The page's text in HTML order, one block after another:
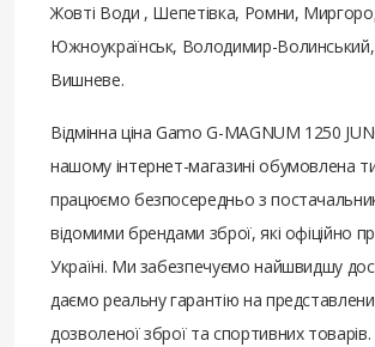
Жовті Води , Шепетівка, Ромни,
Южноукраїнськ, Володимир-
Вишневе.
Відмінна ціна Gamo G-MAGNUM 1250
нашому інтернет-магазині обумовлена
працюємо безпосередньо з
відомими брендами зброї, які офіційно
Україні. Ми забезпечуємо найшвидшу
даємо реальну гарантію на
дозволеної зброї та спортивних товарів.